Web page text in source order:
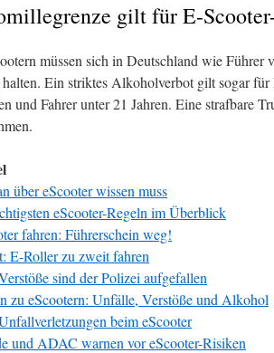
gilt für E-
müssen sich in Deutschland wie Führer
Ein striktes Alkoholverbot gilt sogar für
und Fahrer unter 21 Jahren. Eine strafbare
über eScooter wissen muss
eScooter-Regeln im Überblick
fahren: Führerschein weg!
E-Roller zu zweit fahren
sind der Polizei aufgefallen
zu eScootern: Unfälle, Verstöße und Alkohol
beim eScooter
und ADAC warnen vor eScooter-Risiken